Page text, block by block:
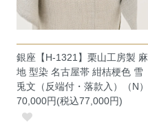
銀座【H-1321】栗山工房製 麻
地 型染 名古屋帯 紺桔梗色 雪
兎文（反端付・落款入）（N）
70,000円(税込77,000円)